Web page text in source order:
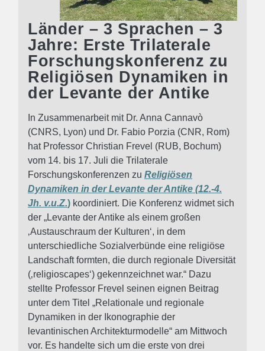
Länder – 3 Sprachen – 3
Jahre: Erste Trilaterale
Forschungskonferenz zu
Religiösen Dynamiken in
der Levante der Antike
In Zusammenarbeit mit Dr. Anna Cannavò
(CNRS, Lyon) und Dr. Fabio Porzia (CNR, Rom)
hat Professor Christian Frevel (RUB, Bochum)
vom 14. bis 17. Juli die Trilaterale
Forschungskonferenzen zu Religiösen
Dynamiken in der Levante der Antike (12.-4.
Jh. v.u.Z.) koordiniert. Die Konferenz widmet sich
der „Levante der Antike als einem großen
‚Austauschraum der Kulturen‘, in dem
unterschiedliche Sozialverbünde eine religiöse
Landschaft formten, die durch regionale Diversität
(‚religioscapes‘) gekennzeichnet war.“ Dazu
stellte Professor Frevel seinen eignen Beitrag
unter dem Titel „Relationale und regionale
Dynamiken in der Ikonographie der
levantinischen Architekturmodelle“ am Mittwoch
vor. Es handelte sich um die erste von drei